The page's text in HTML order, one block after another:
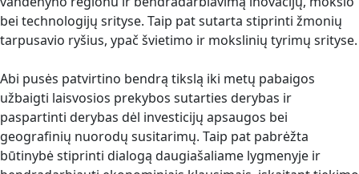
bei technologijų srityse. Taip pat sutarta stiprinti žmonių
tarpusavio ryšius, ypač švietimo ir mokslinių tyrimų srityse.
Abi pusės patvirtino bendrą tikslą iki metų pabaigos
užbaigti laisvosios prekybos sutarties derybas ir
paspartinti derybas dėl investicijų apsaugos bei
geografinių nuorodų susitarimų. Taip pat pabrėžta
būtinybė stiprinti dialogą daugiašaliame lygmenyje ir